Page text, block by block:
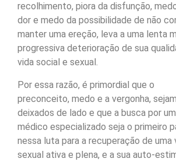
recolhimento, piora da disfunção,
dor e medo da possibilidade de não
manter uma ereção, leva a uma lenta
progressiva deterioração de sua
vida social e sexual.
Por essa razão, é primordial que o
preconceito, medo e a vergonha, sejam
deixados de lado e que a busca por um
médico especializado seja o primeiro
nessa luta para a recuperação de uma
sexual ativa e plena, e a sua auto-